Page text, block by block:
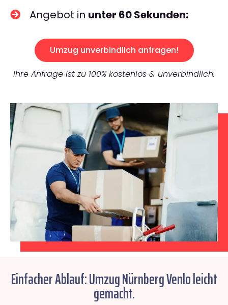
Angebot in unter 60 Sekunden:
Umzug unverbindlich anfragen!
Ihre Anfrage ist zu 100% kostenlos & unverbindlich.
Einfacher Ablauf: Umzug Nürnberg Venlo leicht
gemacht.